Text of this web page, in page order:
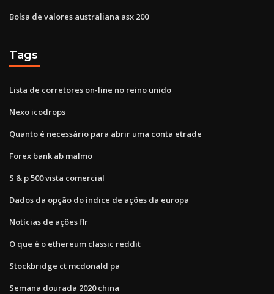
Bolsa de valores australiana asx 200
Tags
Lista de corretores on-line no reino unido
Nexo icodrops
Quanto é necessário para abrir uma conta etrade
Forex bank ab malmö
S & p 500 vista comercial
Dados da opção do índice de ações da europa
Notícias de ações flr
O que é o ethereum classic reddit
Stockbridge ct mcdonald pa
Semana dourada 2020 china